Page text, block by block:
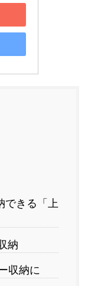
できる「上
納
収納に